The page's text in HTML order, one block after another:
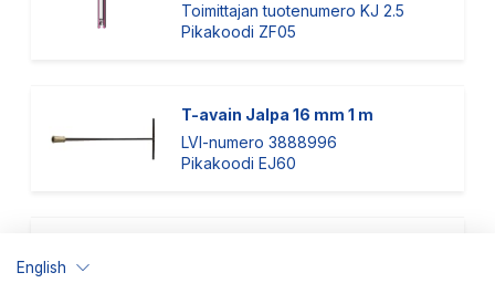
Toimittajan tuotenumero KJ 2.5
Pikakoodi ZF05
T-avain Jalpa 16 mm 1 m
LVI-numero 3888996
Pikakoodi EJ60
English